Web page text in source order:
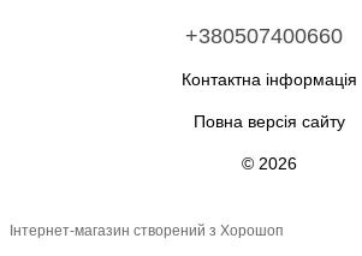
+380507400660
Контактна інформація
Повна версія сайту
© 2026
Інтернет-магазин створений з Хорошоп